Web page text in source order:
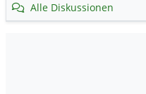
Alle Diskussionen